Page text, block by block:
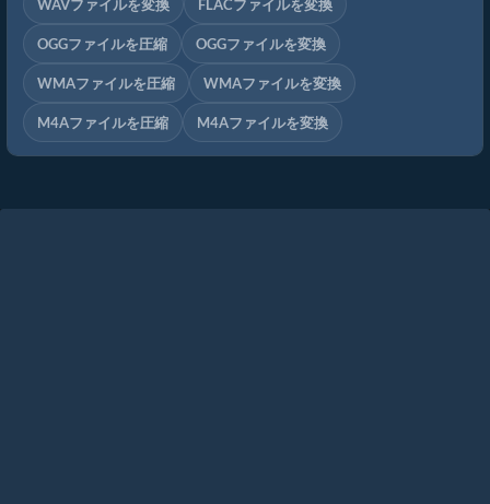
WAVファイルを変換 FLACファイルを変換
OGGファイルを圧縮 OGGファイルを変換
WMAファイルを圧縮 WMAファイルを変換
M4Aファイルを圧縮 M4Aファイルを変換